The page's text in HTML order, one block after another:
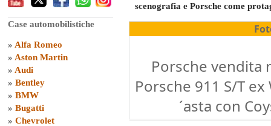
Case automobilistiche
» Alfa Romeo
» Aston Martin
» Audi
» Bentley
» BMW
» Bugatti
» Chevrolet
scenografia e Porsche come
Porsche vendita
Porsche 911 S/T
´asta con